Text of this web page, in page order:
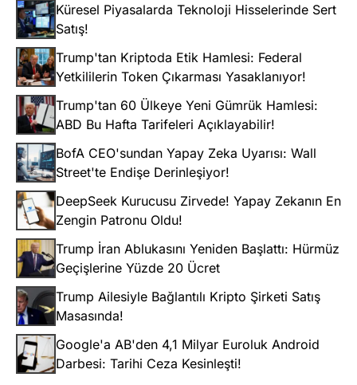
Küresel Piyasalarda Teknoloji Hisselerinde Sert
Satış!
Trump'tan Kriptoda Etik Hamlesi: Federal
Yetkililerin Token Çıkarması Yasaklanıyor!
Trump'tan 60 Ülkeye Yeni Gümrük Hamlesi:
ABD Bu Hafta Tarifeleri Açıklayabilir!
BofA CEO'sundan Yapay Zeka Uyarısı: Wall
Street'te Endişe Derinleşiyor!
DeepSeek Kurucusu Zirvede! Yapay Zekanın En
Zengin Patronu Oldu!
Trump İran Ablukasını Yeniden Başlattı: Hürmüz
Geçişlerine Yüzde 20 Ücret
Trump Ailesiyle Bağlantılı Kripto Şirketi Satış
Masasında!
Google'a AB'den 4,1 Milyar Euroluk Android
Darbesi: Tarihi Ceza Kesinleşti!